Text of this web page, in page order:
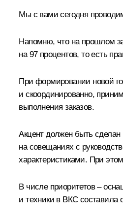
Мы с вами сегодня
Напомню, что на прошлом
на 97 процентов, то есть
При формировании новой
и скоординированно,
выполнения заказов.
Акцент должен быть
на совещаниях с
характеристиками. При
В числе приоритетов –
и техники в ВКС составила